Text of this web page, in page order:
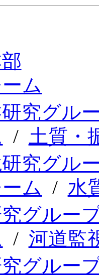
ム
究グル
/ 土質・
究グル
ム / 水
グルー
/ 河道監
グルー